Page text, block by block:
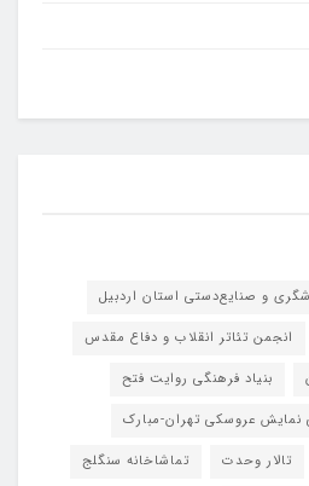
و صنایع‌دستی استان اردبیل
انجمن تئاتر انقلاب و دفاع مقدس
بنیاد فرهنگی روایت فتح
نمایش عروسکی تهران-مبارک
تالار وحدت
تماشاخانه سنگلج